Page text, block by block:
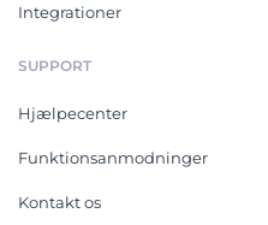
Integrationer
SUPPORT
Hjælpecenter
Funktionsanmodninger
Kontakt os